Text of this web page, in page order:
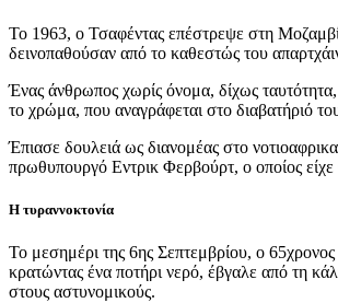
Το 1963, ο Τσαφέντας επέστρεψε στη
δεινοπαθούσαν από το καθεστώς του
Ένας άνθρωπος χωρίς όνομα, δίχως
το χρώμα, που αναγράφεται στο διαβατήριό
Έπιασε δουλειά ως διανομέας στο
πρωθυπουργό Εντρικ Φερβούρτ, ο οποίος είχε
Η τυραννοκτονία
Το μεσημέρι της 6ης Σεπτεμβρίου, ο
κρατώντας ένα ποτήρι νερό, έβγαλε από τη
στους αστυνομικούς.